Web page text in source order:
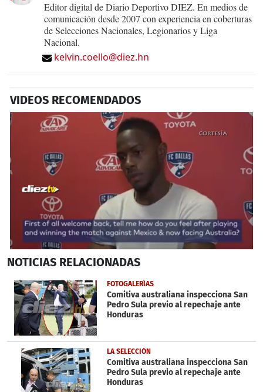
Editor digital de Diario Deportivo DIEZ. En medios de
comunicación desde 2007 con experiencia en coberturas
de Selecciones Nacionales, Legionarios y Liga
Nacional.
kelvin.coello@diez.hn
VIDEOS RECOMENDADOS
seconds
34
seconds
NOTICIAS RELACIONADAS
FOTOGALERÍAS
Comitiva australiana inspecciona San
Pedro Sula previo al repechaje ante
Honduras
LA SELECCIÓN
Comitiva australiana inspecciona San
Pedro Sula previo al repechaje ante
Honduras